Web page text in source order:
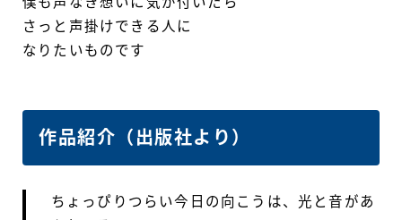
さっと声掛けできる人に
なりたいものです
作品紹介（出版社より）
ちょっぴりつらい今日の向こうは、光と音があ